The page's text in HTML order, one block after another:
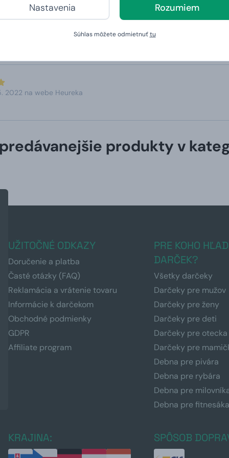
Nastavenia Rozumiem
Súhlas môžete odmietnuťtu
2022 na webe Heureka
2022 na webe Heureka
produkty v
UŽITOČNÉ ODKAZY
Doručenie a platba
Časté otázky (FAQ)
Reklamácia a vrátenie tovaru
Informácie k darčekom
Obchodné podmienky
GDPR
Affiliate program
PRE KOHO
DARČEK?
Všetky darčeky
Darčeky pre mužov
Darčeky pre ženy
Darčeky pre deti
Darčeky pre otecka
Darčeky pre
Debna pre pivára
Debna pre rybára
Debna pre
Debna pre
KRAJINA: SPÔSOB